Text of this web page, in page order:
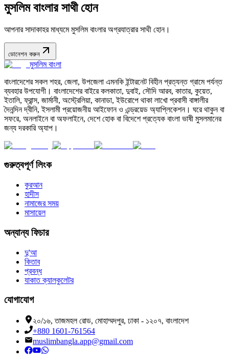
মুসলিম বাংলার সাথী হোন
আপনার সাদাকাহর মাধ্যমে মুসলিম বাংলার অগ্রযাত্রার সাথী হোন।
ডোনেশন করুন
মুসলিম বাংলা
বাংলাদেশের সকল শহর, জেলা, উপজেলা এমনকি ইন্টারনেট বিহীন প্রত্যন্ত গ্রামে পর্যন্ত
ব্যবহার উপযোগী। বাংলাদেশের বাইরে কলকাতা, দুবাই, সৌদি আরব, কাতার, কুয়েত,
ইতালি, ফ্রান্স, জার্মানী, অস্ট্রেলিয়া, কানাডা, ইউরোপে থাকা লাখো প্রবাসী বাঙ্গালীর
দৈনন্দিন দ্বীনি, ইসলামী প্রয়োজনীয় আইফোন ও এন্ড্রয়েড অ্যাপ্লিকেশন। ঘরে থাকুন বা
সফরে, অনলাইনে বা অফলাইনে, দেশে হোক বা বিদেশে প্রত্যেক বাংলা ভাষী মুসলমানের
জন্য দরকারি অ্যাপ।
গুরুত্বপূর্ণ লিংক
কুরআন
হাদীস
নামাজের সময়
মাসায়েল
অন্যান্য ফিচার
দু'আ
কিতাব
প্রবন্ধ
যাকাত ক্যালকুলেটর
যোগাযোগ
২০/১৬, তাজমহল রোড, মোহাম্মদপুর, ঢাকা - ১২০৭, বাংলাদেশ
+880 1601-761564
muslimbangla.app@gmail.com